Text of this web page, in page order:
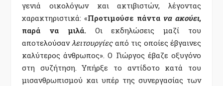
γενιά οικολόγων και ακτιβιστών, λέγοντας
χαρακτηριστικά: «Προτιμούσε πάντα να ακούει,
παρά να μιλά.Οι εκδηλώσεις μαζί του
αποτελούσανλειτουργίεςαπό τις οποίες έβγαινες
καλύτερος άνθρωπος». Ο Γιώργος έβαζε οξυγόνο
στη συζήτηση. Υπήρξε το αντίδοτο κατά του
μισανθρωπισμού και υπέρ της συνεργασίας των